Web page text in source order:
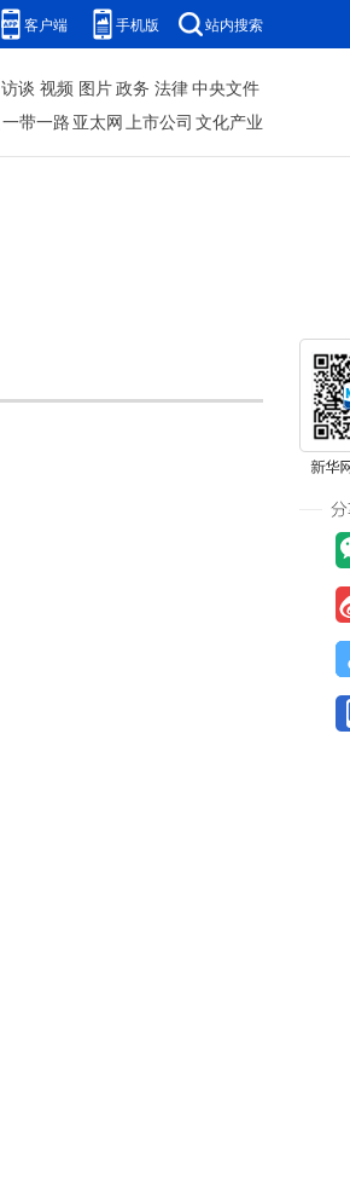
客户端 手机版 站内搜索
访谈 视频 图片政务 法律中央文件
一带一路 亚太网上市公司 文化产业